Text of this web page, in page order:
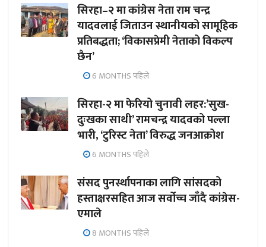
सिरहा–२ मा कांग्रेस नेता राम चन्द्र
यादवलाई जिताउन स्थानीयको सामूहिक
प्रतिबद्धता; ‘विकासप्रेमी नेताको विकल्प
छैन’
6 MONTHS पहिले
सिरहा-२ मा फेरियो चुनावी लहर:’सुख-
दुःखका साथी’ रामचन्द्र यादवको पल्ला
भारी, ‘टुरिस्ट नेता’ विरुद्ध जनआक्रोश
6 MONTHS पहिले
संसद पुनर्स्थापनाका लागि सांसदको
हस्ताक्षरसहित आज सर्वोच्च जाँदै कांग्रेस-
एमाले
8 MONTHS पहिले